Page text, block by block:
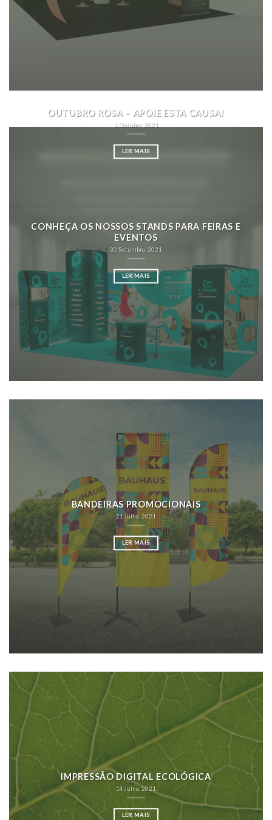
OUTUBRO ROSA – APOIE ESTA CAUSA!
1 Outubro, 2021
LER MAIS
CONHEÇA OS NOSSOS STANDS PARA FEIRAS E
EVENTOS
30 Setembro, 2021
LER MAIS
BANDEIRAS PROMOCIONAIS
21 Julho, 2021
LER MAIS
IMPRESSÃO DIGITAL ECOLÓGICA
14 Julho, 2021
LER MAIS